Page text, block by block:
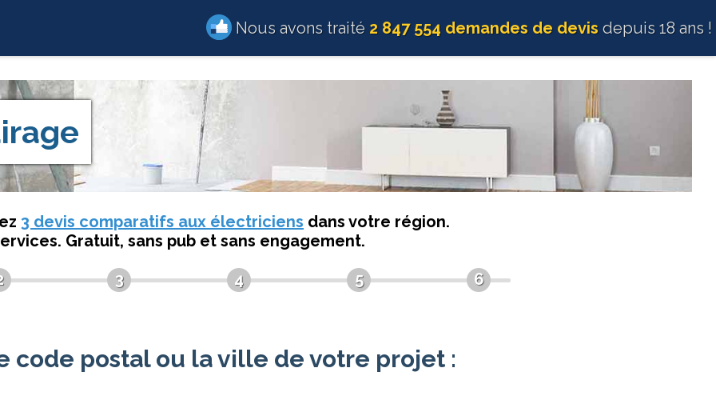
Nous avons traité 2 847 554 demandes de devis depuis 18 ans !
3 devis comparatifs aux électriciens dans votre région.
Gratuit, sans pub et sans engagement.
3 4 5 6
code postal ou la ville de votre projet :